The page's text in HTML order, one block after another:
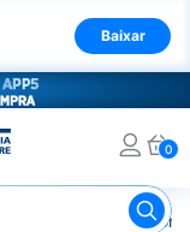
Baixar
0